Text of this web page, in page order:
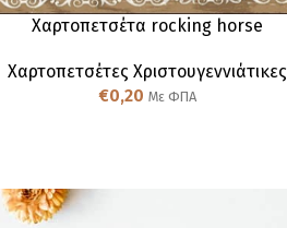
Χαρτοπετσέτα rocking horse
Χαρτοπετσέτες Χριστουγεννιάτικες
€0,20 Με ΦΠΑ